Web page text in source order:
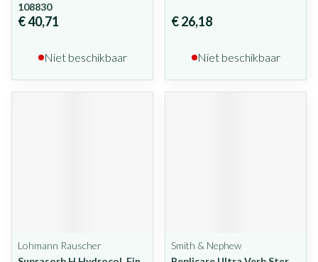
108830
€ 40,71
Niet beschikbaar
€ 26,18
Niet beschikbaar
Lohmann Rauscher
Smith & Nephew